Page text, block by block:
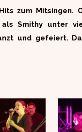
zum
Smithy unter
und gefeiert.